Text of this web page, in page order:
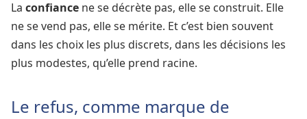
La confiance ne se décrète pas, elle se construit. Elle
ne se vend pas, elle se mérite. Et c’est bien souvent
dans les choix les plus discrets, dans les décisions les
plus modestes, qu’elle prend racine.
Le refus, comme marque de